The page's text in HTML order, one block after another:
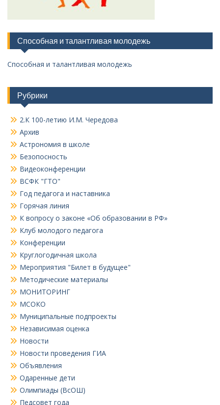
Способная и талантливая молодежь
Способная и талантливая молодежь
Рубрики
2.К 100-летию И.М. Чередова
Архив
Астрономия в школе
Безопосность
Видеоконференции
ВСФК "ГТО"
Год педагога и наставника
Горячая линия
К вопросу о законе «Об образовании в РФ»
Клуб молодого педагога
Конференции
Круглогодичная школа
Мероприятия "Билет в будущее"
Методические материалы
МОНИТОРИНГ
МСОКО
Муниципальные подпроекты
Независимая оценка
Новости
Новости проведения ГИА
Объявления
Одаренные дети
Олимпиады (ВсОШ)
Педсовет года